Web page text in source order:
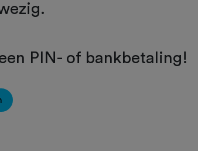
PIN- of bankbetaling!